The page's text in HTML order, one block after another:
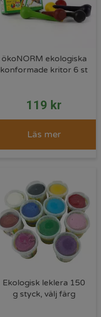
ökoNORM ekologiska
konformade kritor 6 st
119 kr
Läs mer
Ekologisk leklera 150
g styck, välj färg